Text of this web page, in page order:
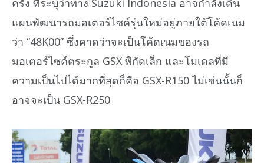
ครั้ง ที่ระบุว่าทาง Suzuki Indonesia อาจกำลังเดิน
แผนพัฒนารถมอเตอร์ไซค์รุ่นใหม่อยู่ภายใต้โค้ดเนม
ว่า “48K00” ซึ่งคาดว่าจะเป็นโค้ดเนมของรถ
มอเตอร์ไซค์ตระกูล GSX พิกัดเล็ก และโมเดลที่มี
ความเป็นไปได้มากที่สุดก็คือ GSX-R150 ไม่เช่นนั้นก็
อาจจะเป็น GSX-R250